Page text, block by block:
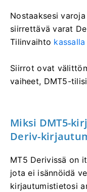
Nostaaksesi
siirrettävä varat
Tilinvaihto kassalla
Siirrot ovat
vaiheet, DMT5-
Miksi DMT5-
Deriv-
MT5 Derivissä on
jota ei isännöidä
kirjautumistietosi